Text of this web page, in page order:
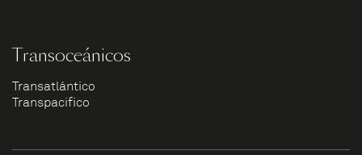
Transoceánicos
Transatlántico
Transpacífico